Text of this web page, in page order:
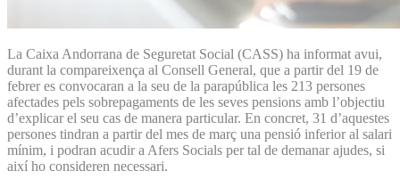
La Caixa Andorrana de Seguretat Social (CASS) ha informat avui,
durant la compareixença al Consell General, que a partir del 19 de
febrer es convocaran a la seu de la parapública les 213 persones
afectades pels sobrepagaments de les seves pensions amb l’objectiu
d’explicar el seu cas de manera particular. En concret, 31 d’aquestes
persones tindran a partir del mes de març una pensió inferior al salari
mínim, i podran acudir a Afers Socials per tal de demanar ajudes, si
així ho consideren necessari.